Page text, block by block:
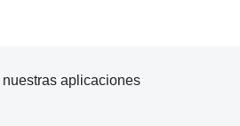
nuestras aplicaciones